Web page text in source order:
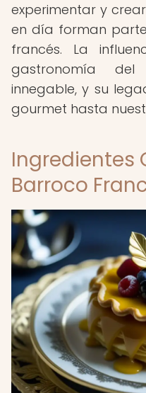
experimentar y
en día forman
francés. La
gastronomía
innegable, y su
gourmet hasta
Ingredientes
Barroco